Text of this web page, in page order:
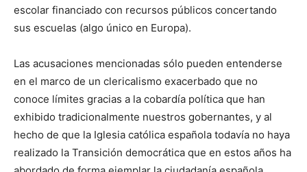
escolar financiado con recursos públicos concertando
sus escuelas (algo único en Europa).
Las acusaciones mencionadas sólo pueden entenderse
en el marco de un clericalismo exacerbado que no
conoce límites gracias a la cobardía política que han
exhibido tradicionalmente nuestros gobernantes, y al
hecho de que la Iglesia católica española todavía no haya
realizado la Transición democrática que en estos años ha